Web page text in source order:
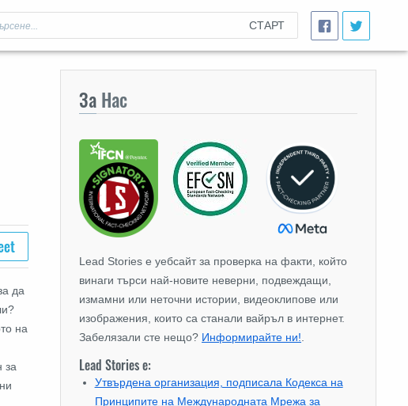
СТАРТ
да
на
за
За Нас
Lead Stories е уебсайт за проверка на факти, който
винаги търси най-новите неверни, подвеждащи,
измамни или неточни истории, видеоклипове или
изображения, които са станали вайръл в интернет.
Забелязали сте нещо? Информирайте ни!
Lead Stories е:
Утвърдена организация, подписала Кодекса на
Принципите на Международната Мрежа за